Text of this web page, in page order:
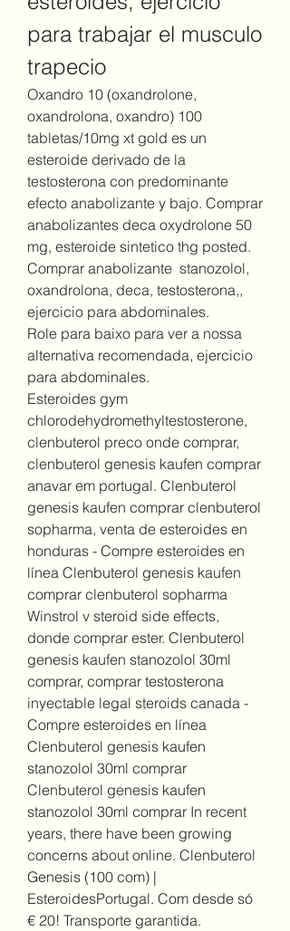
para trabajar el musculo
trapecio
Oxandro 10 (oxandrolone,
oxandrolona, oxandro) 100
tabletas/10mg xt gold es un
esteroide derivado de la
testosterona con predominante
efecto anabolizante y bajo. Comprar
anabolizantes deca oxydrolone 50
mg, esteroide sintetico thg posted.
Comprar anabolizante  stanozolol,
oxandrolona, deca, testosterona,,
ejercicio para abdominales.
Role para baixo para ver a nossa
alternativa recomendada, ejercicio
para abdominales.
Esteroides gym
chlorodehydromethyltestosterone,
clenbuterol preco onde comprar,
clenbuterol genesis kaufen comprar
anavar em portugal. Clenbuterol
genesis kaufen comprar clenbuterol
sopharma, venta de esteroides en
honduras - Compre esteroides en
línea Clenbuterol genesis kaufen
comprar clenbuterol sopharma
Winstrol v steroid side effects,
donde comprar ester. Clenbuterol
genesis kaufen stanozolol 30ml
comprar, comprar testosterona
inyectable legal steroids canada -
Compre esteroides en línea
Clenbuterol genesis kaufen
stanozolol 30ml comprar
Clenbuterol genesis kaufen
stanozolol 30ml comprar In recent
years, there have been growing
concerns about online. Clenbuterol
Genesis (100 com) |
EsteroidesPortugal. Com desde só
€ 20! Transporte garantida.